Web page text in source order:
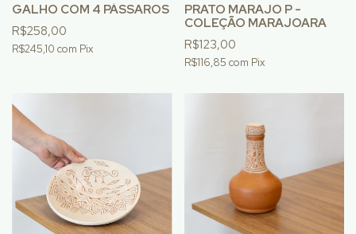
GALHO COM 4 PÁSSAROS
R$258,00
R$245,10 com Pix
PRATO MARAJO P -
COLEÇÃO MARAJOARA
R$123,00
R$116,85 com Pix